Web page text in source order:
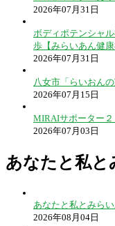
2026年07月31日
ボディポテンシャ
歩【みらいあん健康
2026年07月31日
八女市「らいおん
2026年07月15日
MIRAIサポーター
2026年07月03日
あなたと私と
あなたと私とみら
2026年08月04日